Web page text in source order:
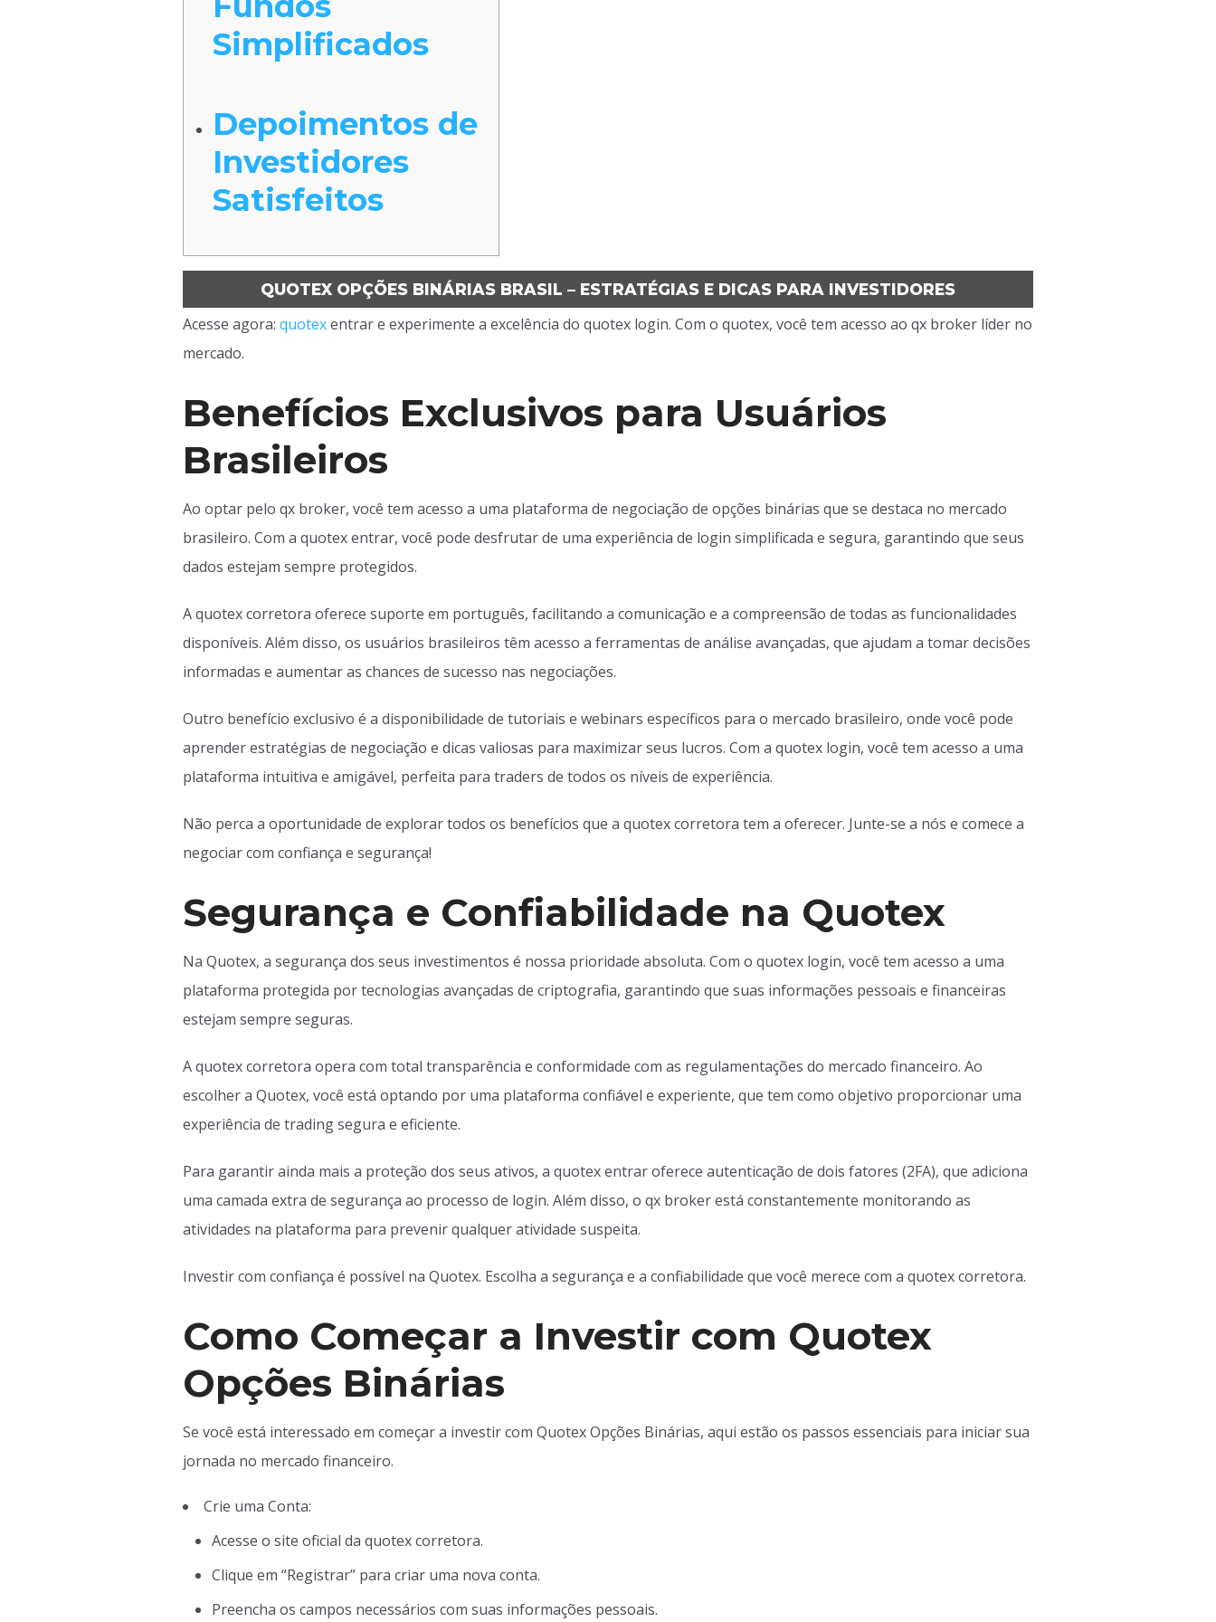
Simplificados
Depoimentos de
Investidores
Satisfeitos
QUOTEX OPÇÕES BINÁRIAS BRASIL – ESTRATÉGIAS E DICAS PARA INVESTIDORES
Acesse agora: quotexentrar e experimente a excelência do quotex login. Com o quotex, você tem acesso ao qx broker líder no
mercado.
Benefícios Exclusivos para Usuários
Brasileiros
Ao optar pelo qx broker, você tem acesso a uma plataforma de negociação de opções binárias que se destaca no mercado
brasileiro. Com a quotex entrar, você pode desfrutar de uma experiência de login simplificada e segura, garantindo que seus
dados estejam sempre protegidos.
A quotex corretora oferece suporte em português, facilitando a comunicação e a compreensão de todas as funcionalidades
disponíveis. Além disso, os usuários brasileiros têm acesso a ferramentas de análise avançadas, que ajudam a tomar decisões
informadas e aumentar as chances de sucesso nas negociações.
Outro benefício exclusivo é a disponibilidade de tutoriais e webinars específicos para o mercado brasileiro, onde você pode
aprender estratégias de negociação e dicas valiosas para maximizar seus lucros. Com a quotex login, você tem acesso a uma
plataforma intuitiva e amigável, perfeita para traders de todos os níveis de experiência.
Não perca a oportunidade de explorar todos os benefícios que a quotex corretora tem a oferecer. Junte-se a nós e comece a
negociar com confiança e segurança!
Segurança e Confiabilidade na Quotex
Na Quotex, a segurança dos seus investimentos é nossa prioridade absoluta. Com o quotex login, você tem acesso a uma
plataforma protegida por tecnologias avançadas de criptografia, garantindo que suas informações pessoais e financeiras
estejam sempre seguras.
A quotex corretora opera com total transparência e conformidade com as regulamentações do mercado financeiro. Ao
escolher a Quotex, você está optando por uma plataforma confiável e experiente, que tem como objetivo proporcionar uma
experiência de trading segura e eficiente.
Para garantir ainda mais a proteção dos seus ativos, a quotex entrar oferece autenticação de dois fatores (2FA), que adiciona
uma camada extra de segurança ao processo de login. Além disso, o qx broker está constantemente monitorando as
atividades na plataforma para prevenir qualquer atividade suspeita.
Investir com confiança é possível na Quotex. Escolha a segurança e a confiabilidade que você merece com a quotex corretora.
Como Começar a Investir com Quotex
Opções Binárias
Se você está interessado em começar a investir com Quotex Opções Binárias, aqui estão os passos essenciais para iniciar sua
jornada no mercado financeiro.
Crie uma Conta:
Acesse o site oficial da quotex corretora.
Clique em “Registrar” para criar uma nova conta.
Preencha os campos necessários com suas informações pessoais.